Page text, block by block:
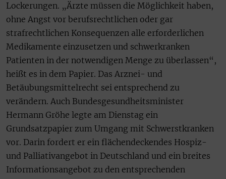
Lockerungen. „Ärzte müssen die Möglichkeit haben,
ohne Angst vor berufsrechtlichen oder gar
strafrechtlichen Konsequenzen alle erforderlichen
Medikamente einzusetzen und schwerkranken
Patienten in der notwendigen Menge zu überlassen“,
heißt es in dem Papier. Das Arznei- und
Betäubungsmittelrecht sei entsprechend zu
verändern. Auch Bundesgesundheitsminister
Hermann Gröhe legte am Dienstag ein
Grundsatzpapier zum Umgang mit Schwerstkranken
vor. Darin fordert er ein flächendeckendes Hospiz-
und Palliativangebot in Deutschland und ein breites
Informationsangebot zu den entsprechenden